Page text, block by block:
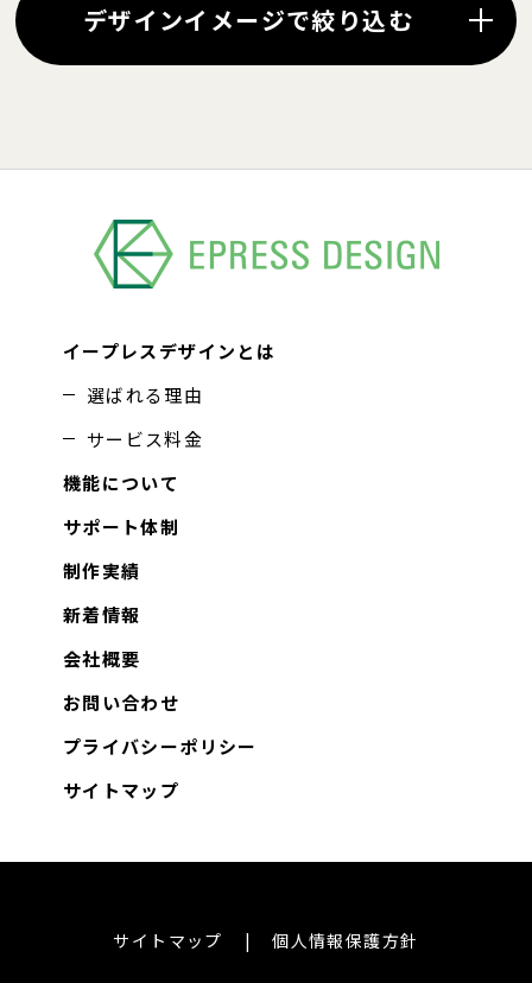
デザインイメージで絞り込む
イープレスデザインとは
選ばれる理由
サービス料金
機能について
サポート体制
制作実績
新着情報
会社概要
お問い合わせ
プライバシーポリシー
サイトマップ
サイトマップ 個人情報保護方針